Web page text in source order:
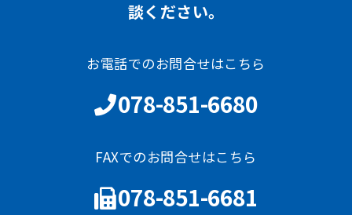
談ください。
お電話でのお問合せはこちら
078-851-6680
FAXでのお問合せはこちら
078-851-6681